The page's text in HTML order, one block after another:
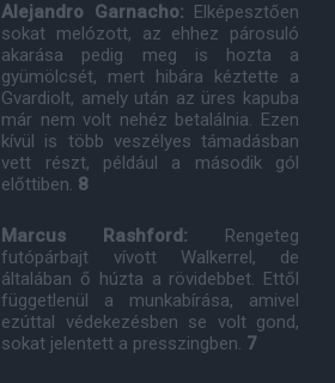
Alejandro Garnacho: Elképesztően
sokat melózott, az ehhez párosuló
akarása pedig meg is hozta a
gyümölcsét, mert hibára kéztette a
Gvardiolt, amely után az üres kapuba
már nem volt nehéz betalálnia. Ezen
kívül is több veszélyes támadásban
vett részt, például a második gól
előttiben. 8
Marcus Rashford: Rengeteg
futópárbajt vívott Walkerrel, de
általában ő húzta a rövidebbet. Ettől
függetlenül a munkabírása, amivel
ezúttal védekezésben se volt gond,
sokat jelentett a presszingben. 7